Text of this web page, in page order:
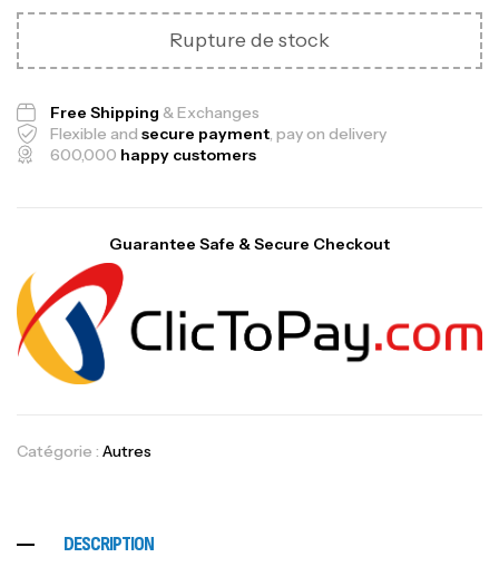
Rupture de stock
Free Shipping & Exchanges
Flexible and secure payment, pay on delivery
600,000 happy customers
Guarantee Safe & Secure Checkout
Catégorie : Autres
DESCRIPTION